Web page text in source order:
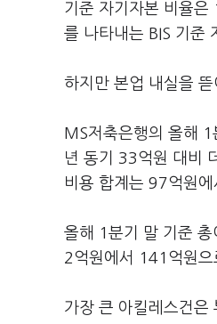
기준 자기자본 비율
를 나타내는 BIS 기준
하지만 본업 내실을
MS저축은행의 올해
년 동기 33억원 대비
비용 합계는 97억원
올해 1분기 말 기준
2억원에서 141억원
가장 큰 아킬레스건은